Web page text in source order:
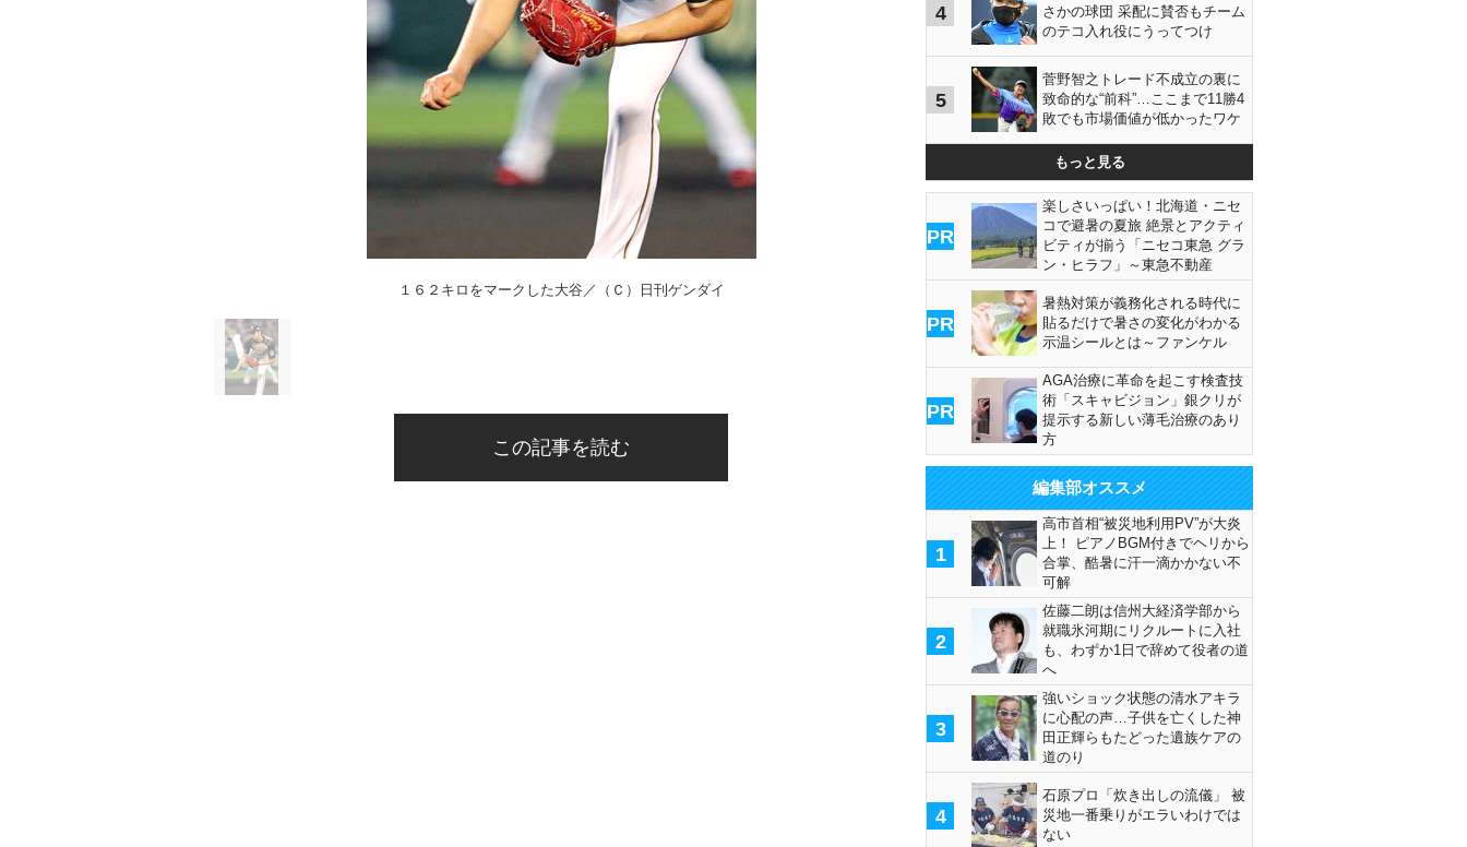
１６２キロをマークした大谷／（Ｃ）日刊ゲンダイ
この記事を読む
4
さかの球団 采配に賛否もチーム
のテコ入れ役にうってつけ
5
菅野智之トレード不成立の裏に
致命的な“前科”…ここまで11勝4
敗でも市場価値が低かったワケ
もっと見る
PR
楽しさいっぱい！北海道・ニセ
コで避暑の夏旅 絶景とアクティ
ビティが揃う「ニセコ東急 グラ
ン・ヒラフ」～東急不動産
PR
暑熱対策が義務化される時代に
貼るだけで暑さの変化がわかる
示温シールとは～ファンケル
PR
AGA治療に革命を起こす検査技
術「スキャビジョン」銀クリが
提示する新しい薄毛治療のあり
方
編集部オススメ
1
高市首相“被災地利用PV”が大炎
上！ ピアノBGM付きでヘリから
合掌、酷暑に汗一滴かかない不
可解
2
佐藤二朗は信州大経済学部から
就職氷河期にリクルートに入社
も、わずか1日で辞めて役者の道
へ
3
強いショック状態の清水アキラ
に心配の声…子供を亡くした神
田正輝らもたどった遺族ケアの
道のり
4
石原プロ「炊き出しの流儀」 被
災地一番乗りがエラいわけでは
ない